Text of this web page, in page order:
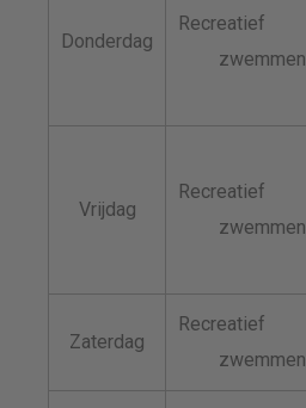
Donderdag
Recreatief
zwemmen
Vrijdag
Recreatief
zwemmen
Zaterdag
Recreatief
zwemmen